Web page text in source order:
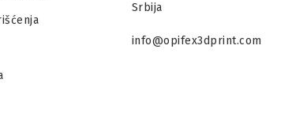
Srbija
info@opifex3dprint.com